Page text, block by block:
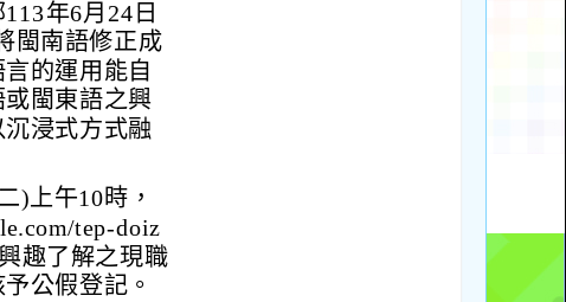
年6月24日
閩南語修正成
的運用能自
閩東語之興
浸式方式融
)上午10時，
tep-doiz
趣了解之現職
公假登記。